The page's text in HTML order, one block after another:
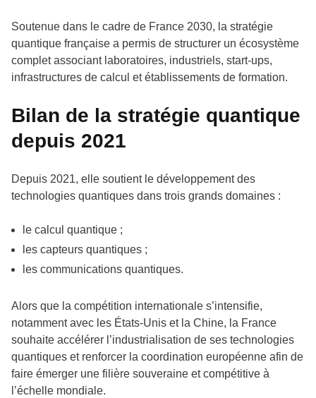
Soutenue dans le cadre de France 2030, la stratégie
quantique française a permis de structurer un écosystème
complet associant laboratoires, industriels, start-ups,
infrastructures de calcul et établissements de formation.
Bilan de la stratégie quantique
depuis 2021
Depuis 2021, elle soutient le développement des
technologies quantiques dans trois grands domaines :
le calcul quantique ;
les capteurs quantiques ;
les communications quantiques.
Alors que la compétition internationale s’intensifie,
notamment avec les États-Unis et la Chine, la France
souhaite accélérer l’industrialisation de ses technologies
quantiques et renforcer la coordination européenne afin de
faire émerger une filière souveraine et compétitive à
l’échelle mondiale.